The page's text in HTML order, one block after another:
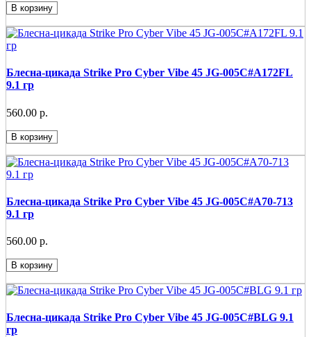
В корзину
Блесна-цикада Strike Pro Cyber Vibe 45 JG-005C#A172FL
9.1 гр
560.00 р.
В корзину
Блесна-цикада Strike Pro Cyber Vibe 45 JG-005C#A70-713
9.1 гр
560.00 р.
В корзину
Блесна-цикада Strike Pro Cyber Vibe 45 JG-005C#BLG 9.1
гр